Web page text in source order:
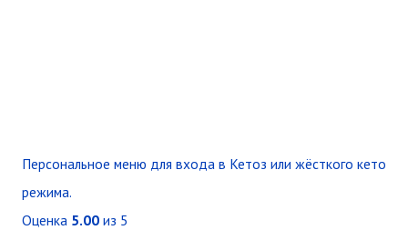
Персональное меню для входа в Кетоз или жёсткого кето
режима.
Оценка 5.00из 5